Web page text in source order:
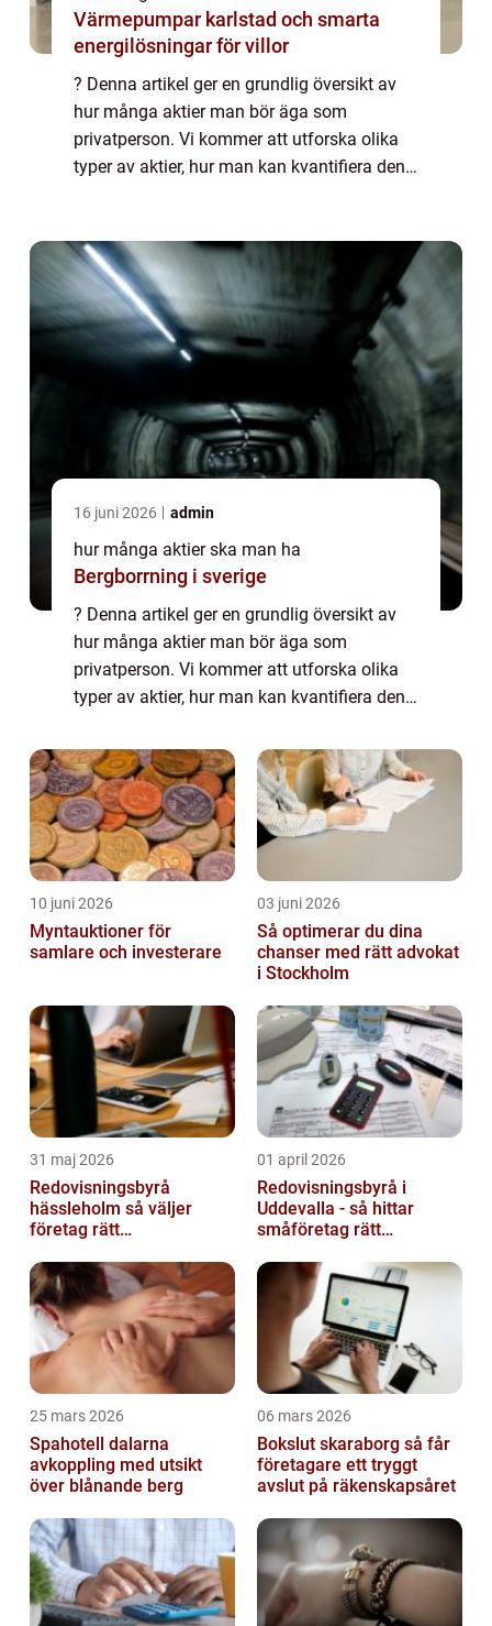
Värmepumpar karlstad och smarta
energilösningar för villor
? Denna artikel ger en grundlig översikt av
hur många aktier man bör äga som
privatperson. Vi kommer att utforska olika
typer av aktier, hur man kan kvantifiera den
Dessutom...
16 juni 2026 admin
hur många aktier ska man ha
Bergborrning i sverige
? Denna artikel ger en grundlig översikt av
hur många aktier man bör äga som
privatperson. Vi kommer att utforska olika
typer av aktier, hur man kan kvantifiera den
skillnaderna mellan olika strategier.
Dessutom...
10 juni 2026
Myntauktioner för
samlare och investerare
03 juni 2026
Så optimerar du dina
chanser med rätt advokat
i Stockholm
31 maj 2026
Redovisningsbyrå
hässleholm så väljer
företag rätt
01 april 2026
Redovisningsbyrå i
Uddevalla - så hittar
småföretag rätt
25 mars 2026
Spahotell dalarna
avkoppling med utsikt
över blånande berg
06 mars 2026
Bokslut skaraborg så får
företagare ett tryggt
avslut på räkenskapsåret